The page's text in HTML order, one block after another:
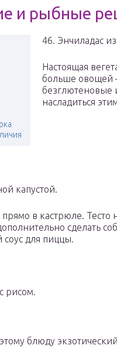
и рыбные
46. Энчиладас
Настоящая
больше овощей
безглютеновые
насладиться
капустой.
в кастрюле.
сделать
для пиццы.
рисом.
блюду